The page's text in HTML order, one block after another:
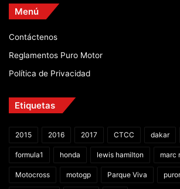
Menú
Contáctenos
Reglamentos Puro Motor
Política de Privacidad
Etiquetas
2015 2016 2017 CTCC dakar
formula1 honda lewis hamilton marc
Motocross motogp Parque Viva